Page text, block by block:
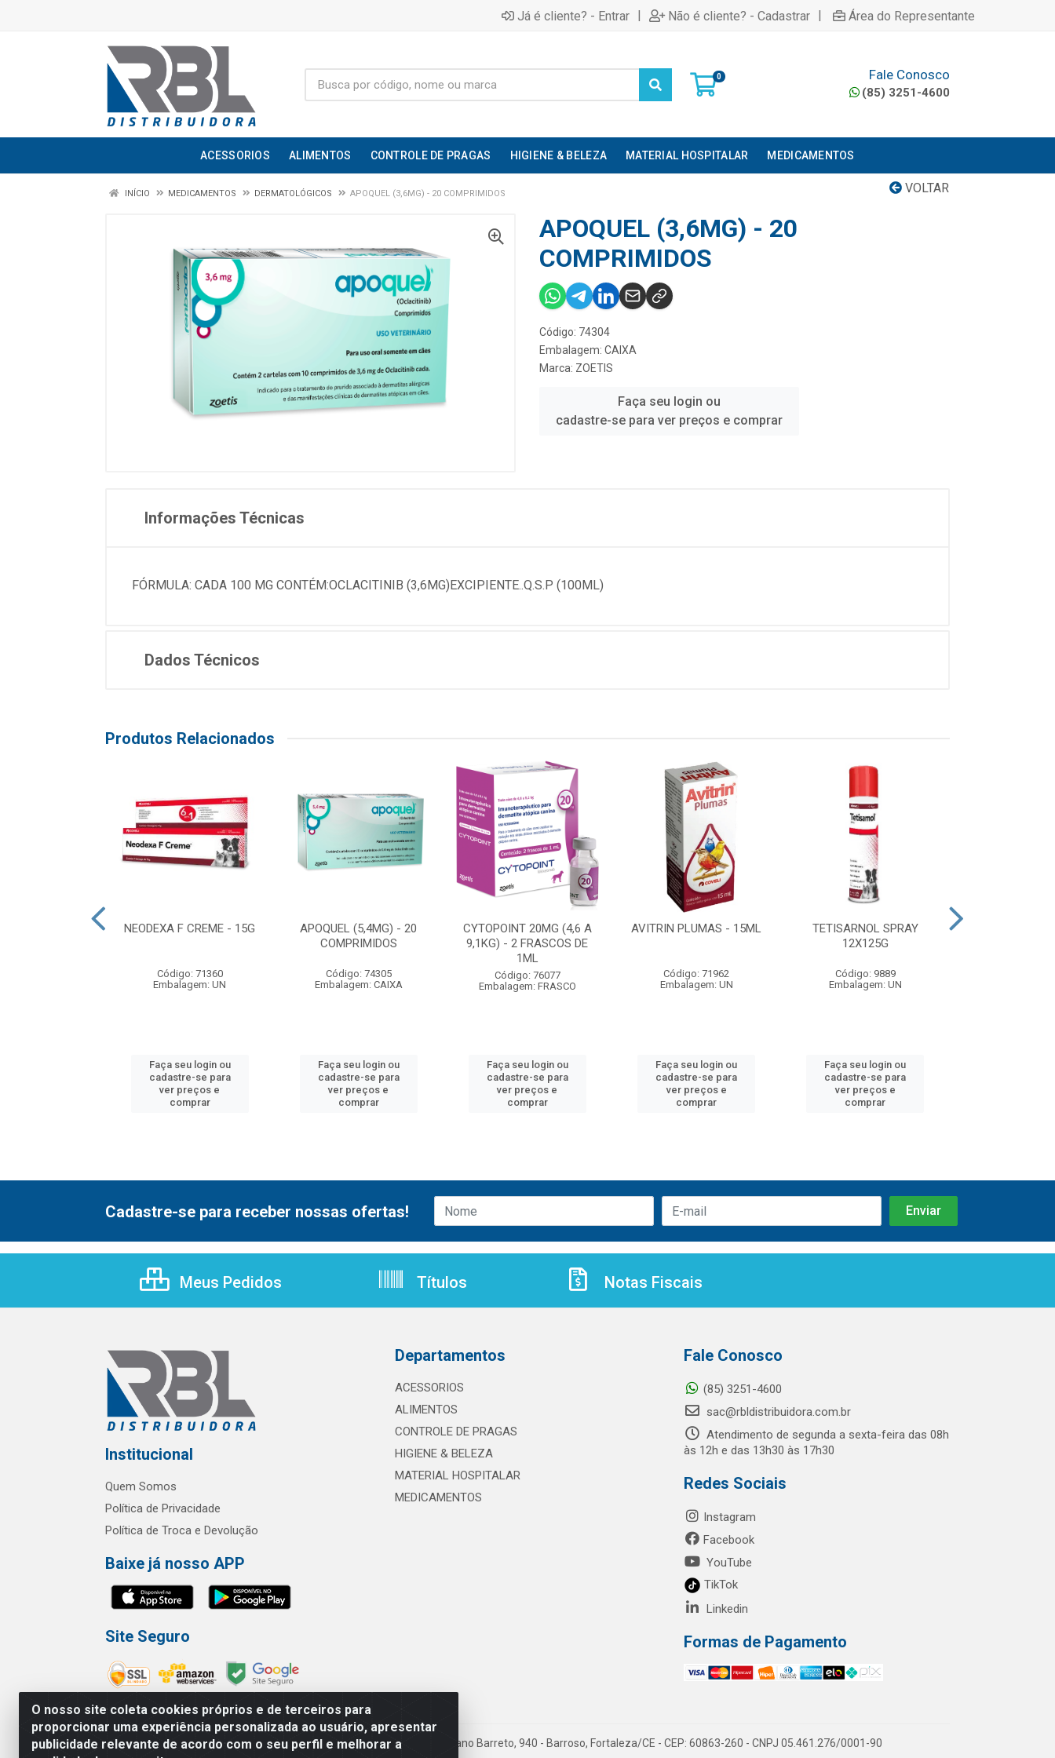
Já é cliente? - Entrar | Não é cliente? - Cadastrar | Área do Representante
0 Fale Conosco
(85) 3251-4600
ACESSORIOS ALIMENTOS CONTROLE DE PRAGAS HIGIENE & BELEZA MATERIAL HOSPITALAR MEDICAMENTOS
VOLTAR
INÍCIO MEDICAMENTOS DERMATOLÓGICOS APOQUEL (3,6MG) - 20 COMPRIMIDOS
APOQUEL (3,6MG) - 20
COMPRIMIDOS
Código: 74304
Embalagem: CAIXA
Marca: ZOETIS
Faça seu login ou
cadastre-se para ver preços e comprar
Informações Técnicas
FÓRMULA: CADA 100 MG CONTÉM:OCLACITINIB (3,6MG)EXCIPIENTE..Q.S.P (100ML)
Dados Técnicos
Produtos Relacionados
NEODEXA F CREME - 15G
Código: 71360
Embalagem: UN
Faça seu login ou
cadastre-se para
ver preços e
comprar
APOQUEL (5,4MG) - 20
COMPRIMIDOS
Código: 74305
Embalagem: CAIXA
Faça seu login ou
cadastre-se para
ver preços e
comprar
CYTOPOINT 20MG (4,6 A
9,1KG) - 2 FRASCOS DE
1ML
Código: 76077
Embalagem: FRASCO
Faça seu login ou
cadastre-se para
ver preços e
comprar
AVITRIN PLUMAS - 15ML
Código: 71962
Embalagem: UN
Faça seu login ou
cadastre-se para
ver preços e
comprar
TETISARNOL SPRAY
12X125G
Código: 9889
Embalagem: UN
Faça seu login ou
cadastre-se para
ver preços e
comprar
O nosso site coleta cookies próprios e de terceiros para
proporcionar uma experiência personalizada ao usuário, apresentar
publicidade relevante de acordo com o seu perfil e melhorar a
Cadastre-se para receber nossas ofertas!
Meus Pedidos Títulos Notas Fiscais
Institucional
Quem Somos
Política de Privacidade
Política de Troca e Devolução
Baixe já nosso APP
Site Seguro
Departamentos
ACESSORIOS
ALIMENTOS
CONTROLE DE PRAGAS
HIGIENE & BELEZA
MATERIAL HOSPITALAR
MEDICAMENTOS
Fale Conosco
(85) 3251-4600
sac@rbldistribuidora.com.br
Atendimento de segunda a sexta-feira das 08h
às 12h e das 13h30 às 17h30
Redes Sociais
Instagram
Facebook
YouTube
TikTok
Linkedin
Formas de Pagamento
RBL Distribuidora Distribuidora Gomes LTDA - Rua Maximiano Barreto, 940 - Barroso, Fortaleza/CE - CEP: 60863-260 - CNPJ 05.461.276/0001-90